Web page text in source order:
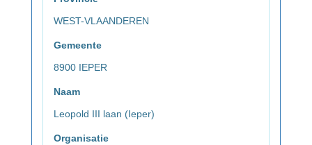
WEST-VLAANDEREN
Gemeente
8900 IEPER
Naam
Leopold III laan (Ieper)
Organisatie